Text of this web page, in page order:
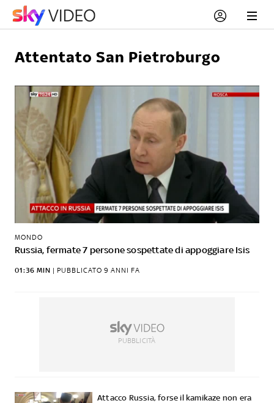
Attentato San Pietroburgo
MONDO
Russia, fermate 7 persone sospettate di appoggiare Isis
01:36 MIN | PUBBLICATO 9 ANNI FA
PUBBLICITÀ
Attacco Russia, forse il kamikaze non era